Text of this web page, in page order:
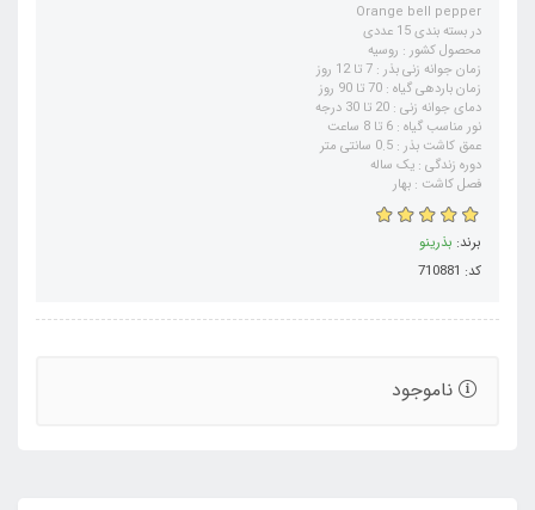
Orange bell pepper
در بسته بندی 15 عددی
محصول کشور : روسیه
زمان جوانه زنی بذر : 7 تا 12 روز
زمان باردهی گیاه : 70 تا 90 روز
دمای جوانه زنی : 20 تا 30 درجه
نور مناسب گیاه : 6 تا 8 ساعت
عمق کاشت بذر : 0.5 سانتی متر
دوره زندگی : یک ساله
فصل کاشت : بهار
برند: بذرینو
کد: 710881
ناموجود